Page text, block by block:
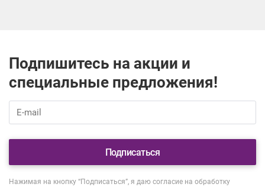
Подпишитесь на акции и
специальные предложения!
Подписаться
Нажимая на кнопку “Подписаться”, я даю согласие на обработку